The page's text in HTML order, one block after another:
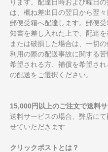
ります。配達日時および曜日
は、概ね差出日の翌日から翌
郵便受箱へ配達します。郵便
知書を差し入れた上で、配達
または破損した場合は、一切
利用の際の配送事故に関する
希望される方、補償を希望さ
の配送をご選択ください。
15,000円以上のご注文で送料サ
送料サービスの場合、弊店に
せていただきます
クリックポストとは？